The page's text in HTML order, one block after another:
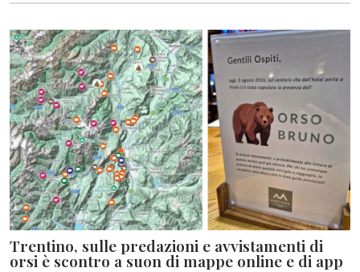
Trentino, sulle predazioni e avvistamenti di
orsi è scontro a suon di mappe online e di app